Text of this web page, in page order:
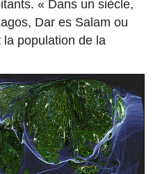
« Dans un siècle,
Dar es Salam ou
population de la